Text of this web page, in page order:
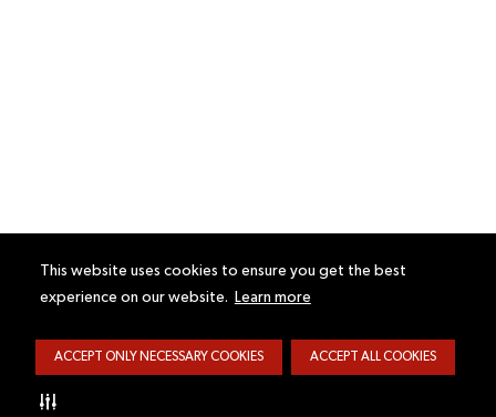
This website uses cookies to ensure you get the best
experience on our website.
Learn more
ACCEPT ONLY NECESSARY COOKIES ACCEPT ALL COOKIES